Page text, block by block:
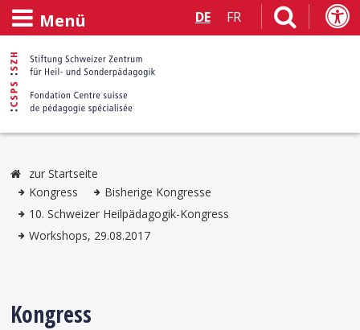
Menü DE FR
zur Startseite
Kongress
Bisherige Kongresse
10. Schweizer Heilpädagogik-Kongress
Workshops, 29.08.2017
Kongress